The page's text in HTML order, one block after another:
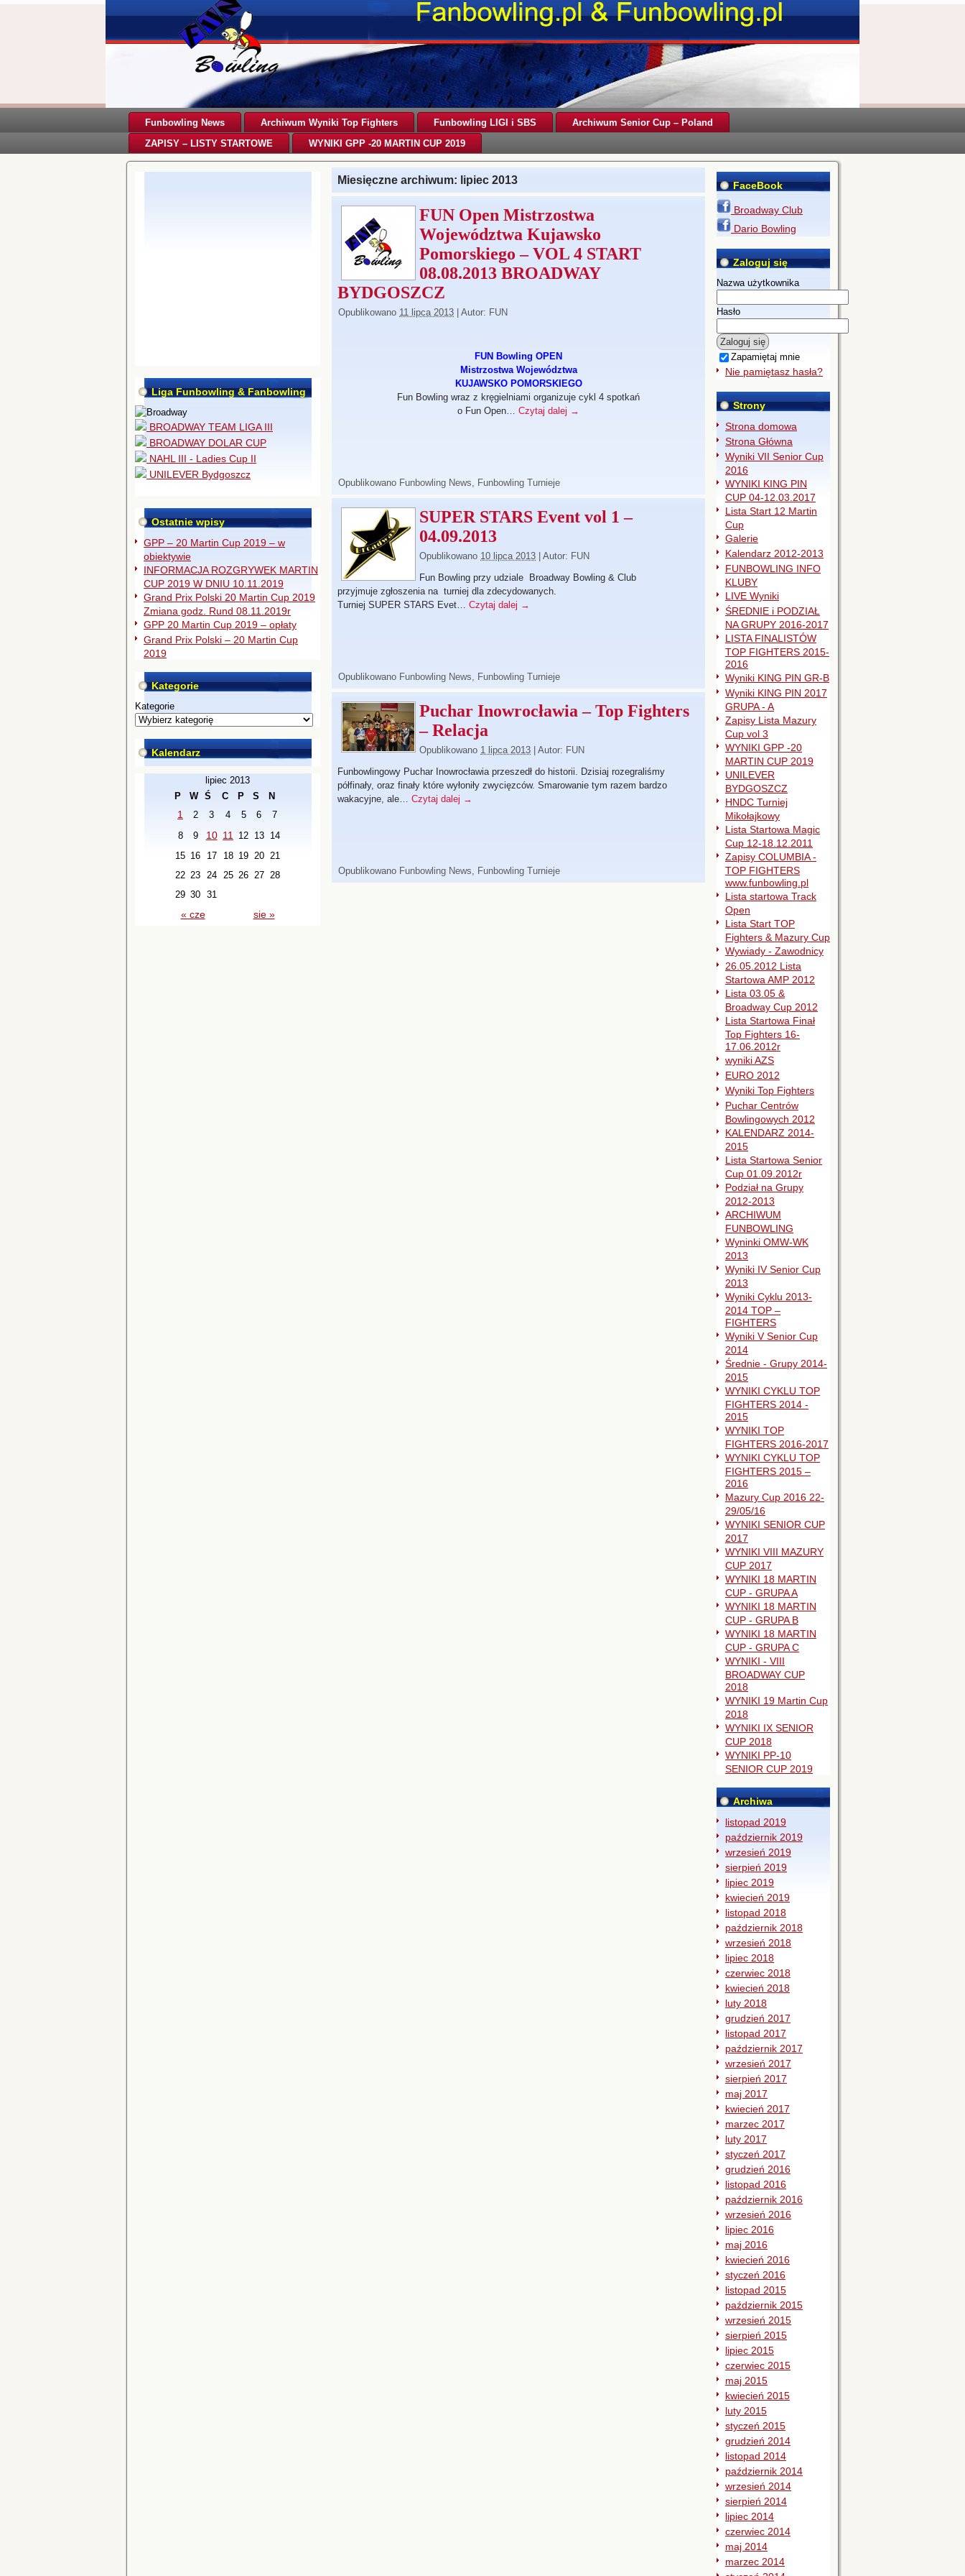
Funbowling News Archiwum Wyniki Top Fighters Funbowling LIGI i SBS
Archiwum Senior Cup – Poland
ZAPISY – LISTY STARTOWE
WYNIKI GPP -20 MARTIN CUP 2019
Liga Funbowling & Fanbowling
BROADWAY TEAM LIGA III
BROADWAY DOLAR CUP
NAHL III - Ladies Cup II
UNILEVER Bydgoszcz
Ostatnie wpisy
GPP – 20 Martin Cup 2019 – w
obiektywie
INFORMACJA ROZGRYWEK MARTIN
CUP 2019 W DNIU 10.11.2019
Grand Prix Polski 20 Martin Cup 2019
Zmiana godz. Rund 08.11.2019r
GPP 20 Martin Cup 2019 – opłaty
Grand Prix Polski – 20 Martin Cup
2019
Kategorie
Kategorie
Kalendarz
lipiec 2013
P
W Ś C P S N
« cze sie »
1 2 3 4 5 6
7
8
9 10 11 12 13
14
15 16 17 18 19 20 21
22 23 24 25 26 27 28
29 30 31
Miesięczne archiwum: lipiec 2013
FUN Open Mistrzostwa
Województwa Kujawsko
Pomorskiego – VOL 4 START
08.08.2013 BROADWAY
BYDGOSZCZ
Opublikowano 11 lipca 2013 Autor: FUN
FUN Bowling OPEN
Mistrzostwa Województwa
KUJAWSKO POMORSKIEGO
Fun Bowling wraz z kręgielniami organizuje cykl 4 spotkań
o Fun Open… Czytaj dalej →
Opublikowano Funbowling News, Funbowling Turnieje
SUPER STARS Event vol 1 –
04.09.2013
Opublikowano 10 lipca 2013 Autor: FUN
Fun Bowling przy udziale Broadway Bowling & Club
przyjmuje zgłoszenia na turniej dla zdecydowanych.
Turniej SUPER STARS Evet… Czytaj dalej →
Opublikowano Funbowling News, Funbowling Turnieje
Puchar Inowrocławia – Top Fighters
– Relacja
Opublikowano 1 lipca 2013 Autor: FUN
Funbowlingowy Puchar Inowrocławia przeszedł do historii. Dzisiaj rozegraliśmy
półfinały, oraz finały które wyłoniły zwycięzców. Smarowanie tym razem bardzo
wakacyjne, ale… Czytaj dalej →
Opublikowano Funbowling News, Funbowling Turnieje
FaceBook
Broadway Club
Dario Bowling
Zaloguj się
Nazwa użytkownika
Hasło
Zapamiętaj mnie
Nie pamiętasz hasła?
Strony
Strona domowa
Strona Główna
Wyniki VII Senior Cup
2016
WYNIKI KING PIN
CUP 04-12.03.2017
Lista Start 12 Martin
Cup
Galerie
Kalendarz 2012-2013
FUNBOWLING INFO
KLUBY
LIVE Wyniki
ŚREDNIE i PODZIAŁ
NA GRUPY 2016-2017
LISTA FINALISTÓW
TOP FIGHTERS 2015-
2016
Wyniki KING PIN GR-B
Wyniki KING PIN 2017
GRUPA - A
Zapisy Lista Mazury
Cup vol 3
WYNIKI GPP -20
MARTIN CUP 2019
UNILEVER
BYDGOSZCZ
HNDC Turniej
Mikołajkowy
Lista Startowa Magic
Cup 12-18.12.2011
Zapisy COLUMBIA -
TOP FIGHTERS
www.funbowling.pl
Lista startowa Track
Open
Lista Start TOP
Fighters & Mazury Cup
Wywiady - Zawodnicy
26.05.2012 Lista
Startowa AMP 2012
Lista 03.05 &
Broadway Cup 2012
Lista Startowa Finał
Top Fighters 16-
17.06.2012r
wyniki AZS
EURO 2012
Wyniki Top Fighters
Puchar Centrów
Bowlingowych 2012
KALENDARZ 2014-
2015
Lista Startowa Senior
Cup 01.09.2012r
Podział na Grupy
2012-2013
ARCHIWUM
FUNBOWLING
Wyninki OMW-WK
2013
Wyniki IV Senior Cup
2013
Wyniki Cyklu 2013-
2014 TOP –
FIGHTERS
Wyniki V Senior Cup
2014
Średnie - Grupy 2014-
2015
WYNIKI CYKLU TOP
FIGHTERS 2014 -
2015
WYNIKI TOP
FIGHTERS 2016-2017
WYNIKI CYKLU TOP
FIGHTERS 2015 –
2016
Mazury Cup 2016 22-
29/05/16
WYNIKI SENIOR CUP
2017
WYNIKI VIII MAZURY
CUP 2017
WYNIKI 18 MARTIN
CUP - GRUPA A
WYNIKI 18 MARTIN
CUP - GRUPA B
WYNIKI 18 MARTIN
CUP - GRUPA C
WYNIKI - VIII
BROADWAY CUP
2018
WYNIKI 19 Martin Cup
2018
WYNIKI IX SENIOR
CUP 2018
WYNIKI PP-10
SENIOR CUP 2019
Archiwa
listopad 2019
październik 2019
wrzesień 2019
sierpień 2019
lipiec 2019
kwiecień 2019
listopad 2018
październik 2018
wrzesień 2018
lipiec 2018
czerwiec 2018
kwiecień 2018
luty 2018
grudzień 2017
listopad 2017
październik 2017
wrzesień 2017
sierpień 2017
maj 2017
kwiecień 2017
marzec 2017
luty 2017
styczeń 2017
grudzień 2016
listopad 2016
październik 2016
wrzesień 2016
lipiec 2016
maj 2016
kwiecień 2016
styczeń 2016
listopad 2015
październik 2015
wrzesień 2015
sierpień 2015
lipiec 2015
czerwiec 2015
maj 2015
kwiecień 2015
luty 2015
styczeń 2015
grudzień 2014
listopad 2014
październik 2014
wrzesień 2014
sierpień 2014
lipiec 2014
czerwiec 2014
maj 2014
marzec 2014